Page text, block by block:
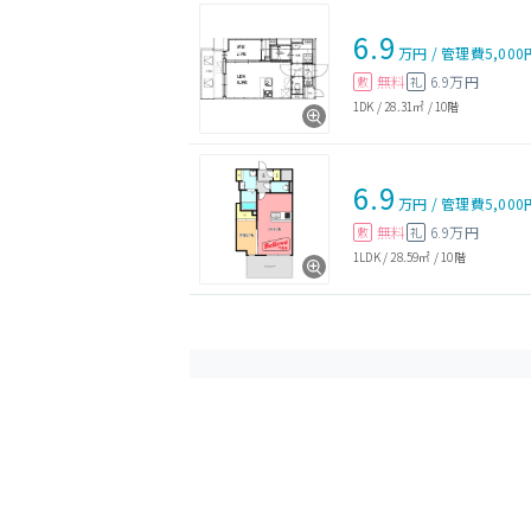
6.9 万円 /管理費5,000
敷 無料 礼 6.9万円
1DK / 28.31㎡ / 10階
6.9 万円 /管理費5,000
敷 無料 礼 6.9万円
1LDK/ 28.59㎡ / 10階